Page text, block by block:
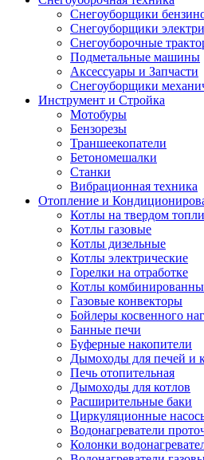
Снегоуборщики
Снегоуборщики
Снегоуборочные
Подметальные машины
Аксессуары и Запчасти
Снегоуборщики
Инструмент и Стройка
Мотобуры
Бензорезы
Траншеекопатели
Бетономешалки
Станки
Вибрационная техника
Отопление и
Котлы на твердом
Котлы газовые
Котлы дизельные
Котлы электрические
Горелки на отработке
Котлы
Газовые конвекторы
Бойлеры косвенного
Банные печи
Буферные накопители
Дымоходы для печей и
Печь отопительная
Дымоходы для котлов
Расширительные баки
Циркуляционные
Водонагреватели
Колонки